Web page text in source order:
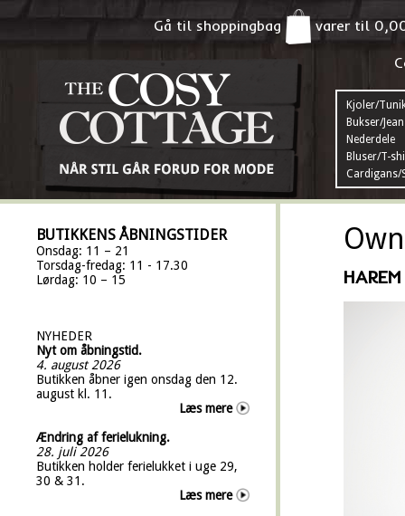
Gå til shoppingbag varer til
Kjoler/
Bukser/
Nederdele
Bluser/T-
Cardigans/
BUTIKKENS ÅBNINGSTIDER
Onsdag: 11 – 21
Torsdag-fredag: 11 - 17.30
Lørdag: 10 – 15
NYHEDER
Nyt om åbningstid.
4. august 2026
Butikken åbner igen onsdag den 12.
august kl. 11.
Læs mere
Ændring af ferielukning.
28. juli 2026
Butikken holder ferielukket i uge 29,
30 & 31.
Læs mere